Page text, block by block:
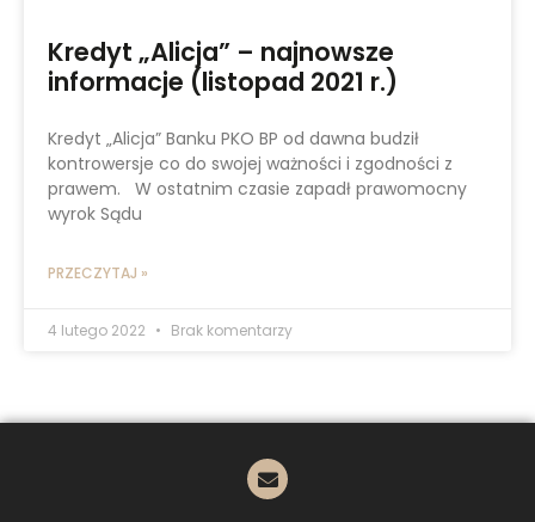
Kredyt „Alicja” – najnowsze
informacje (listopad 2021 r.)
Kredyt „Alicja” Banku PKO BP od dawna budził
kontrowersje co do swojej ważności i zgodności z
prawem. W ostatnim czasie zapadł prawomocny
wyrok Sądu
PRZECZYTAJ »
4 lutego 2022 Brak komentarzy